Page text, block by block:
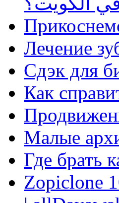
Лечение
Сдэк для
Как
Малые
Где брать
Zopiclone